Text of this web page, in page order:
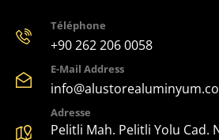
Téléphone
+90 262 206 0058
E-Mail Address
Adresse
Pelitli Mah. Pelitli Yolu Cad.